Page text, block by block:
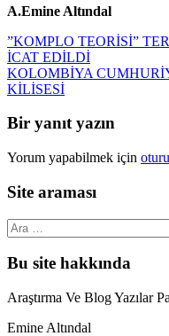
A.Emine Altındal
Post
navigation
”KOMPLO TEORİSİ”
İCAT EDİLDİ
KOLOMBİYA
KİLİSESİ
Bir yanıt yazın
Yorum yapabilmek için
Site araması
Arama:
Bu site hakkında
Araştırma Ve Blog Yazılar
Emine Altındal